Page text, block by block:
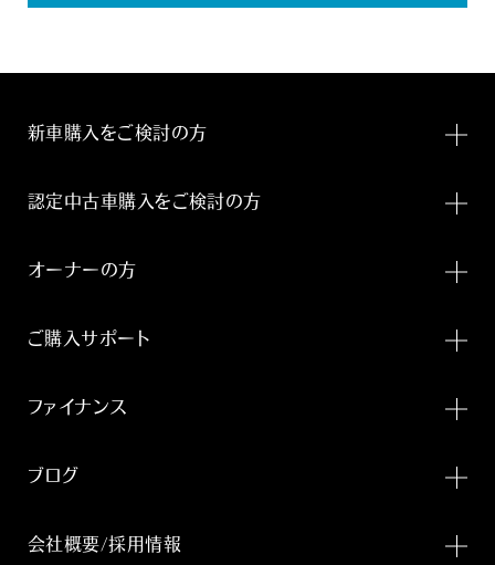
新車購入をご検討の方
認定中古車購入をご検討の方
オーナーの方
ご購入サポート
ファイナンス
ブログ
会社概要/採用情報